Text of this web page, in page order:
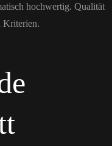
hochwertig. Qualität
Kriterien.